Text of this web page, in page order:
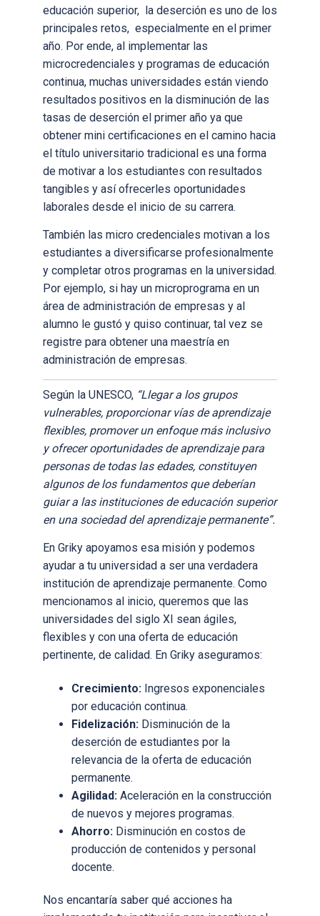
educación superior, la deserción es uno de los
principales retos, especialmente en el primer
año. Por ende, al implementar las
microcredenciales y programas de educación
continua, muchas universidades están viendo
resultados positivos en la disminución de las
tasas de deserción el primer año ya que
obtener mini certificaciones en el camino hacia
el título universitario tradicional es una forma
de motivar a los estudiantes con resultados
tangibles y así ofrecerles oportunidades
laborales desde el inicio de su carrera.
También las micro credenciales motivan a los
estudiantes a diversificarse profesionalmente
y completar otros programas en la universidad.
Por ejemplo, si hay un microprograma en un
área de administración de empresas y al
alumno le gustó y quiso continuar, tal vez se
registre para obtener una maestría en
administración de empresas.
Según la UNESCO, “Llegar a los grupos
vulnerables, proporcionar vías de aprendizaje
flexibles, promover un enfoque más inclusivo
y ofrecer oportunidades de aprendizaje para
personas de todas las edades, constituyen
algunos de los fundamentos que deberían
guiar a las instituciones de educación superior
en una sociedad del aprendizaje permanente”.
En Griky apoyamos esa misión y podemos
ayudar a tu universidad a ser una verdadera
institución de aprendizaje permanente. Como
mencionamos al inicio, queremos que las
universidades del siglo XI sean ágiles,
flexibles y con una oferta de educación
pertinente, de calidad. En Griky aseguramos:
Crecimiento: Ingresos exponenciales
por educación continua.
Fidelización: Disminución de la
deserción de estudiantes por la
relevancia de la oferta de educación
permanente.
Agilidad: Aceleración en la construcción
de nuevos y mejores programas.
Ahorro: Disminución en costos de
producción de contenidos y personal
docente.
Nos encantaría saber qué acciones ha